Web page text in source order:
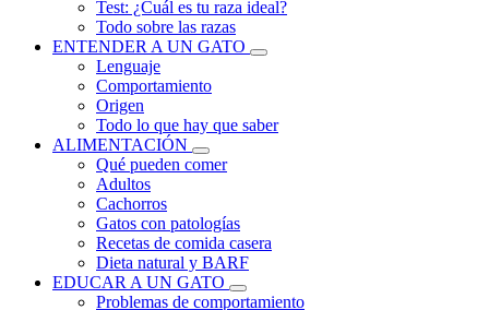
Test: ¿Cuál es tu raza ideal?
Todo sobre las razas
ENTENDER A UN GATO
Lenguaje
Comportamiento
Origen
Todo lo que hay que saber
ALIMENTACIÓN
Qué pueden comer
Adultos
Cachorros
Gatos con patologías
Recetas de comida casera
Dieta natural y BARF
EDUCAR A UN GATO
Problemas de comportamiento